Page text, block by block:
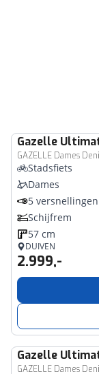
Gazelle
GAZELLE Dames
Stadsfiets
Dames
5 versnellingen
Schijfrem
57 cm
DUIVEN
2.999,-
Gazelle
GAZELLE Dames